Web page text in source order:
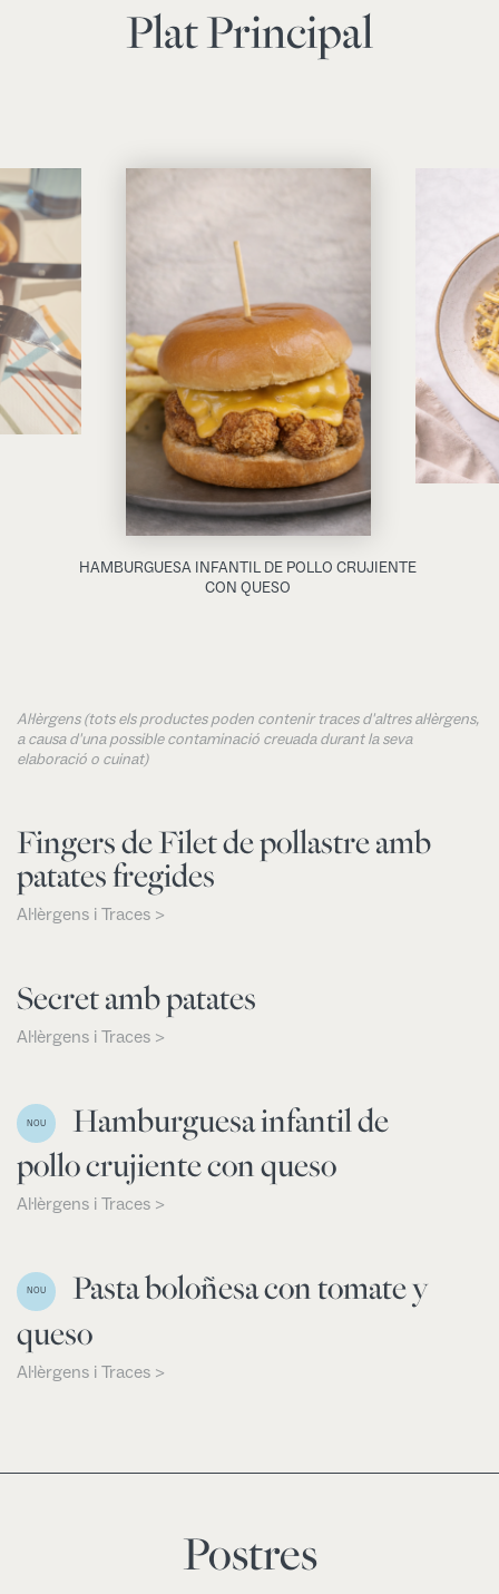
Plat Principal
HAMBURGUESA INFANTIL DE POLLO CRUJIENTE
CON QUESO
Al·lèrgens (tots els productes poden contenir traces d'altres al·lèrgens,
a causa d'una possible contaminació creuada durant la seva
elaboració o cuinat)
Fingers de Filet de pollastre amb
patates fregides
Al·lèrgens i Traces >
Secret amb patates
Al·lèrgens i Traces >
NOU
Hamburguesa infantil de
pollo crujiente con queso
Al·lèrgens i Traces >
NOU
Pasta boloñesa con tomate y
queso
Al·lèrgens i Traces >
Postres